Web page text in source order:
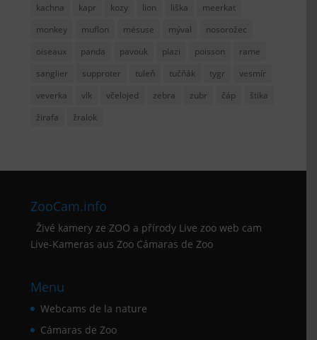
kachna
kapr kozy lion liška
meerkat
monkey
muflon mésuse mýval
nosorožec
oiseaux
panda pavouk plazi poisson
rame
sanglier
supproter tuleň tučňák tygr
vesmír
veverka
vlk včelojed zebra zubr čáp
štika
žirafa
žralok
ZooCam.info
Živé kamery ze ZOO a přírody Live zoo web cam
Live-Kameras aus Zoo Cámaras de Zoo
Menu
Webcams de la nature
Cámaras de Zoo